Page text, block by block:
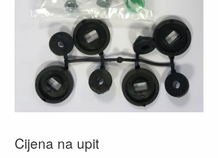
Cijena na upit